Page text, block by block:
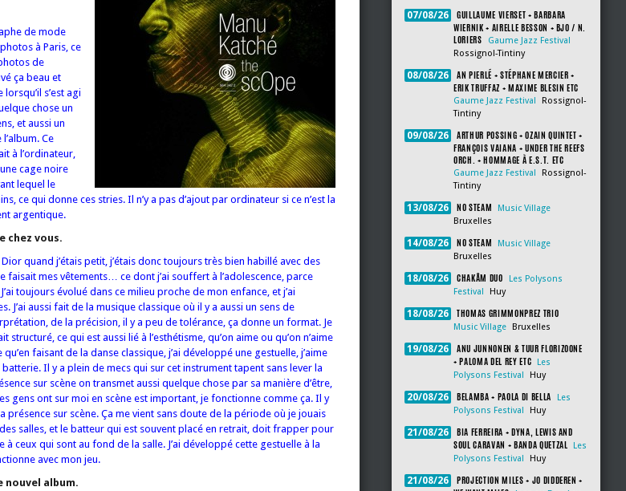
de mode
à Paris, ce
de
ça beau et
s’est agi
chose un
et aussi un
Ce
à l’ordinateur,
cage noire
lequel le
ce qui donne ces stries. Il n’y a pas d’ajout par ordinateur si ce n’est la
argentique.
chez vous.
quand j’étais petit, j’étais donc toujours très bien habillé avec des
mes vêtements… ce dont j’ai souffert à l’adolescence, parce
toujours évolué dans ce milieu proche de mon enfance, et j’ai
J’ai aussi fait de la musique classique où il y a aussi un sens de
de la précision, il y a peu de tolérance, ça donne un format. Je
ce qui est aussi lié à l’esthétisme, qu’on aime ou qu’on n’aime
faisant de la danse classique, j’ai développé une gestuelle, j’aime
Il y a plein de mecs qui sur cet instrument tapent sans lever la
sur scène on transmet aussi quelque chose par sa manière d’être,
gens ont sur moi en scène est important, je fonctionne comme ça. Il y
présence sur scène. Ça me vient sans doute de la période où je jouais
salles, et le batteur qui est souvent placé en retrait, doit frapper pour
ceux qui sont au fond de la salle. J’ai développé cette gestuelle à la
avec mon jeu.
nouvel album.
07/08/26
GUILLAUME VIERSET + BARBARA
WIERNIK + AIRELLE BESSON + BJO / N.
LORIERS
Gaume Jazz Festival
Rossignol-Tintiny
08/08/26
AN PIERLÉ + STÉPHANE MERCIER +
ERIK TRUFFAZ + MAXIME BLESIN ETC
Gaume Jazz Festival
Rossignol-
Tintiny
09/08/26
ARTHUR POSSING + OZAIN QUINTET +
FRANÇOIS VAIANA + UNDER THE REEFS
ORCH. + HOMMAGE À E.S.T. ETC
Gaume Jazz Festival
Rossignol-
Tintiny
13/08/26 NO STEAM
Music Village
Bruxelles
14/08/26 NO STEAM
Music Village
Bruxelles
18/08/26 CHAKÂM DUO
Les Polysons
Festival
Huy
18/08/26 THOMAS GRIMMONPREZ TRIO
Music Village Bruxelles
19/08/26
ANU JUNNONEN & TUUR FLORIZOONE
+ PALOMA DEL REY ETC
Les
Polysons Festival
Huy
20/08/26 BELAMBA + PAOLA DI BELLA
Les
Polysons Festival
Huy
21/08/26
BIA FERREIRA + DYNA, LEWIS AND
SOUL CARAVAN + BANDA QUETZAL
Les
Polysons Festival
Huy
21/08/26
PROJECTION MILES + JO DIDDEREN +